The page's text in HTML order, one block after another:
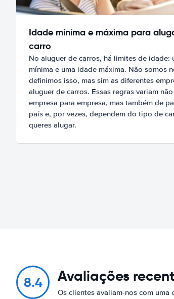
Idade mínima e máxima para
carro
No aluguer de carros, há limites de idade:
mínima e uma idade máxima. Não somos
definimos isso, mas sim as diferentes
aluguer de carros. Essas regras variam
empresa para empresa, mas também de
país e, por vezes, dependem do tipo de
queres alugar.
8.4 Avaliações
Os clientes avaliam-nos com uma